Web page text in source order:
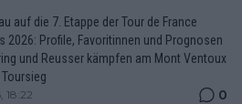
auf die 7. Etappe der Tour de France
2026: Profile, Favoritinnen und Prognosen
und Reusser kämpfen am Mont Ventoux
18:22 0